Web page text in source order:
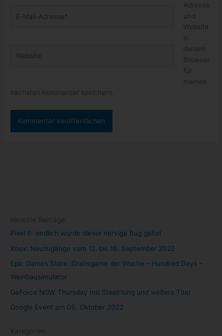
Mail-
Adresse
und
Website
in
diesem
Browser
für
meinen
nächsten Kommentar speichern.
Pixel 6: endlich wurde dieser nervige Bug gefixt
Xbox: Neuzugänge vom 12. bis 16. September 2022
Epic Games Store: Gratisgame der Woche – Hundred Days –
Weinbausimulator
GeForce NOW Thursday mit Steelrising und weitere Titel
Google Event am 06. Oktober 2022